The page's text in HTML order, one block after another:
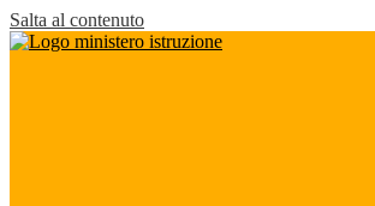
Salta al contenuto